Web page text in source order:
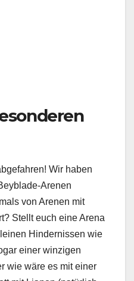
Wir haben
Arenen
von Arenen mit
Stellt euch eine Arena
Hindernissen wie
einer winzigen
wie wäre es mit einer